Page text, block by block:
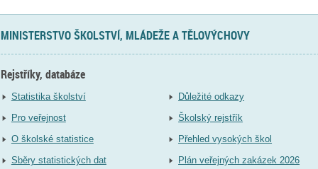
MINISTERSTVO ŠKOLSTVÍ, MLÁDEŽE A TĚLOVÝCHOVY
Rejstříky, databáze
Statistika školství
Pro veřejnost
O školské statistice
Sběry statistických dat
Důležité odkazy
Školský rejstřík
Přehled vysokých škol
Plán veřejných zakázek 2026